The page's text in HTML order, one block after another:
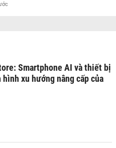
Smartphone AI và thiết bị
xu hướng nâng cấp của